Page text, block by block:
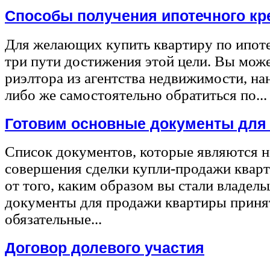
Способы получения ипотечного
Для желающих купить квартиру по
три пути достижения этой цели. Вы
риэлтора из агентства недвижимости,
либо же самостоятельно обратиться по...
Готовим основные документы
Список документов, которые являются
совершения сделки купли-продажи
от того, каким образом вы стали
документы для продажи квартиры
обязательные...
Договор долевого участия